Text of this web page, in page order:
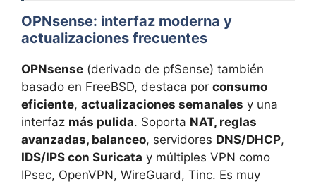
OPNsense: interfaz moderna y
actualizaciones frecuentes
OPNsense (derivado de pfSense) también
basado en FreeBSD, destaca por consumo
eficiente, actualizaciones semanales y una
interfaz más pulida. Soporta NAT, reglas
avanzadas, balanceo, servidores DNS/DHCP,
IDS/IPS con Suricata y múltiples VPN como
IPsec, OpenVPN, WireGuard, Tinc. Es muy